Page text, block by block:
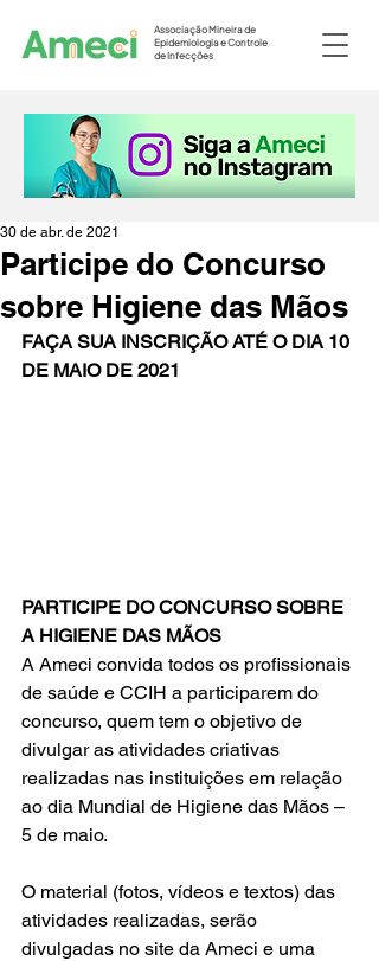
Associação Mineira de
Epidemiologia e Controle
de Infecções
Participe do Concurso
sobre Higiene das Mãos
30 de abr. de 2021
FAÇA SUA INSCRIÇÃO ATÉ O DIA 10
DE MAIO DE 2021
PARTICIPE DO CONCURSO SOBRE
A HIGIENE DAS MÃOS
A Ameci convida todos os profissionais
de saúde e CCIH a participarem do
concurso, quem tem o objetivo de
divulgar as atividades criativas
realizadas nas instituições em relação
ao dia Mundial de Higiene das Mãos –
5 de maio.
O material (fotos, vídeos e textos) das
atividades realizadas, serão
divulgadas no site da Ameci e uma